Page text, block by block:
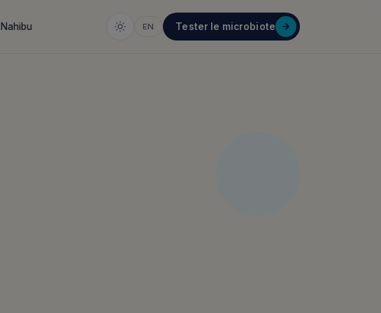
Nahibu EN Tester le microbiote